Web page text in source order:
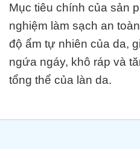
Mục tiêu chính của sản
nghiệm làm sạch an
độ ẩm tự nhiên của da,
ngứa ngáy, khô ráp và
tổng thể của làn da.